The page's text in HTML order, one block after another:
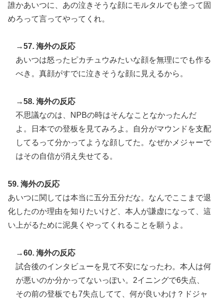
誰かあいつに、あの泣きそうな顔にモルタルでも塗って固
めろって言ってやってくれ。
→57. 海外の反応
あいつは怒ったピカチュウみたいな顔を無理にでも作る
べき。真顔がすでに泣きそうな顔に見えるから。
→58. 海外の反応
不思議なのは、NPBの時はそんなことなかったんだ
よ。日本での登板を見てみろよ。自分がマウンドを支配
してるって分かってような顔してた。なぜかメジャーで
はその自信が消え失せてる。
59. 海外の反応
あいつに関しては本当に五分五分だな。なんでここまで退
化したのか理由を知りたいけど、本人が謙虚になって、這
い上がるために泥臭くやってくれることを願うよ。
→60. 海外の反応
試合後のインタビューを見て不安になったわ。本人は何
が悪いのか分かってないっぽい。2イニングで6失点、
その前の登板でも7失点してて、何が良いわけ？ドジャ